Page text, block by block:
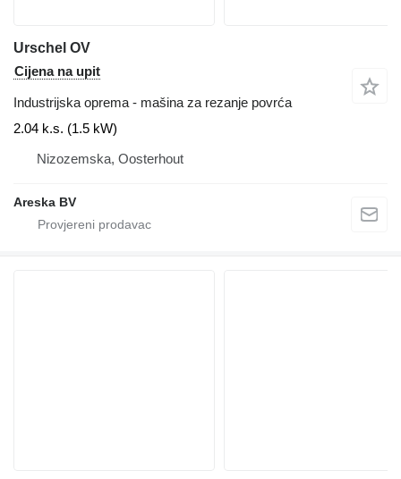
Urschel OV
Cijena na upit
Industrijska oprema - mašina za rezanje povrća
2.04 k.s. (1.5 kW)
Nizozemska, Oosterhout
Areska BV